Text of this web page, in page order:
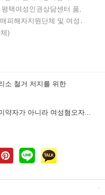
택여성인권상담센터 품,
피해자지원단체 및 여성․
)
소 철거 저지를 위한
약자가 아니라 여성혐오자...